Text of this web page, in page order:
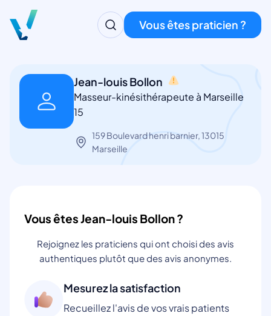
Vous êtes praticien ?
Jean-louis Bollon
Masseur-kinésithérapeute à Marseille
15
159 Boulevard henri barnier, 13015
Marseille
Vous êtes Jean-louis Bollon ?
Rejoignez les praticiens qui ont choisi des avis
authentiques plutôt que des avis anonymes.
Mesurez la satisfaction
Recueillez l'avis de vos vrais patients